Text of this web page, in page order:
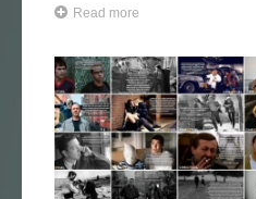
Read more